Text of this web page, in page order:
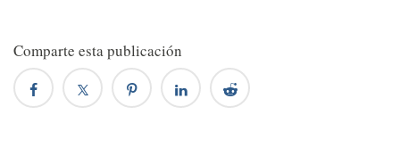
Comparte esta publicación